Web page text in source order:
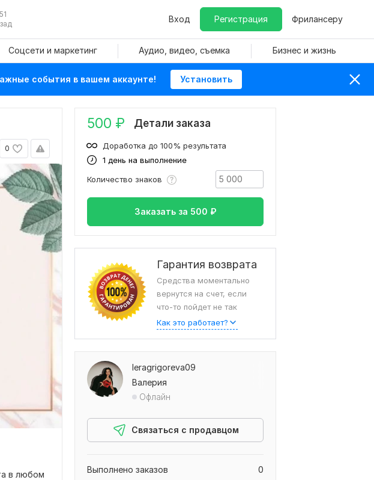
Вход Регистрация Фрилансеру
Соцсети и маркетинг Аудио, видео, съемка Бизнес и жизнь
события в вашем аккаунте! Установить
0
в любом
500 ₽ Детали заказа
1 день на выполнение
Доработка до 100% результата
Количество знаков
Заказать за 500 ₽
Гарантия возврата
Средства моментально
вернутся на счет, если
что-то пойдет не так
Как это работает?
leragrigoreva09
Валерия
Офлайн
Связаться с продавцом
0
Выполнено заказов